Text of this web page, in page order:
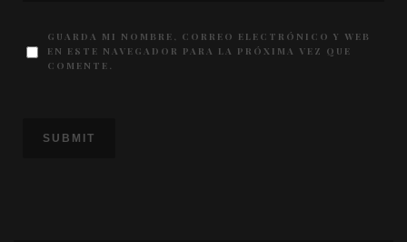
GUARDA MI NOMBRE, CORREO ELECTRÓNICO Y WEB
EN ESTE NAVEGADOR PARA LA PRÓXIMA VEZ QUE
COMENTE.